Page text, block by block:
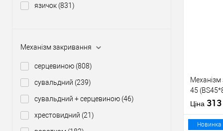
язичок (831)
Механізм закривання
серцевиною (808)
сувальдний (239)
сувальдний + серцевиною (46)
хрестовидний (21)
У
Матеріал
Країна
Статус (гурт)
Механізм
45
нікель
Ціна 313
Новинка